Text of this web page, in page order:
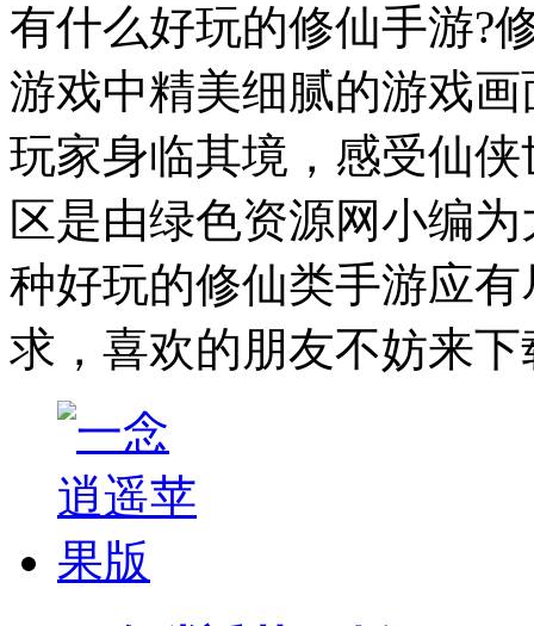
有什么好玩的修仙手游?
游戏中精美细腻的游戏
玩家身临其境，感受仙
区是由绿色资源网小编
种好玩的修仙类手游应
求，喜欢的朋友不妨来